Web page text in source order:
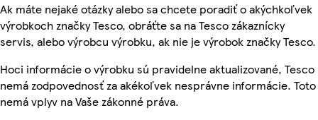
Ak máte nejaké otázky alebo sa chcete poradiť o akýchkoľvek
výrobkoch značky Tesco, obráťte sa na Tesco zákaznícky
servis, alebo výrobcu výrobku, ak nie je výrobok značky Tesco.
Hoci informácie o výrobku sú pravidelne aktualizované, Tesco
nemá zodpovednosť za akékoľvek nesprávne informácie. Toto
nemá vplyv na Vaše zákonné práva.